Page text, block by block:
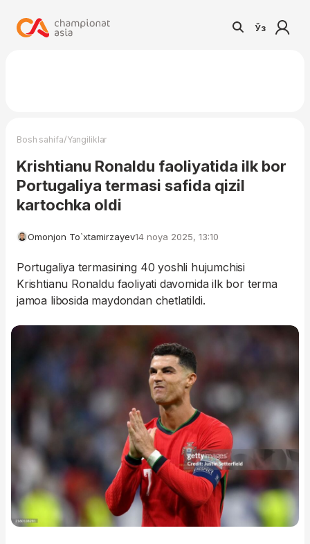
Ўз
Bosh sahifa/Yangiliklar
Krishtianu Ronaldu faoliyatida ilk bor
Portugaliya termasi safida qizil
kartochka oldi
Omonjon To`xtamirzayev14 noya 2025, 13:10
Portugaliya termasining 40 yoshli hujumchisi
Krishtianu Ronaldu faoliyati davomida ilk bor terma
jamoa libosida maydondan chetlatildi.